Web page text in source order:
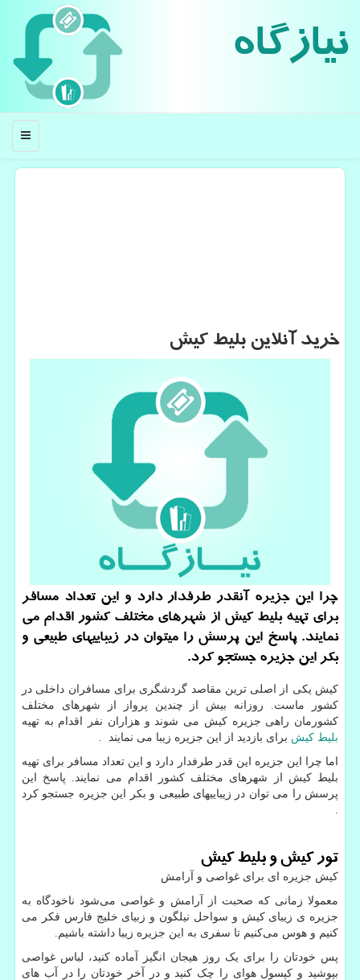
نیازگاه
منو
خرید آنلاین بلیط كیش
چرا این جزیره آنقدر طرفدار دارد و این تعداد مسافر
برای تهیه بلیط كیش از شهرهای مختلف كشور اقدام می
نمایند. پاسخ این پرسش را میتوان در زیباییهای طبیعی و
بكر این جزیره جستجو كرد.
کیش یکی از اصلی ترین مقاصد گردشگری برای مسافران داخلی در
کشور ماست. روزانه بیش از چندین پرواز از شهرهای مختلف
کشورمان راهی جزیره کیش می شوند و هزاران نفر اقدام به تهیه
بلیط کیش برای بازدید از این جزیره زیبا می نمایند .
اما چرا این جزیره این قدر طرفدار دارد و این تعداد مسافر برای تهیه
بلیط کیش از شهرهای مختلف کشور اقدام می نمایند. پاسخ این
پرسش را می توان در زیباییهای طبیعی و بکر این جزیره جستجو کرد
تور کیش و بلیط کیش
کیش جزیره ای برای غواصی و آرامش
معمولا زمانی که صحبت از آرامش و غواصی می‌شود ناخودگاه به
جزیره ی زیبای کیش و سواحل نیلگون و زبیای خلیج فارس فکر می
کنیم و هوس می‌کنیم تا سفری به این جزیره زیبا داشته باشیم.
پس خودتان را برای یک روز هیجان انگیز آماده کنید، لباس غواصی
بپوشید و کپسول هوای را چک کنید و در آخر خودتان را در آب های